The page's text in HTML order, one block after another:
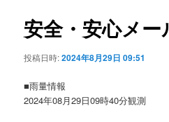
ゲ
ー
ョ
安全・安心メ
投稿日時:2024年8月29日 09:51
■雨量情報
2024年08月29日09時40分観測